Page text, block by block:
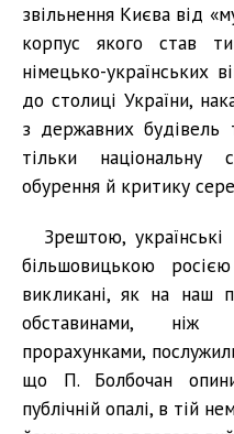
звільнення Києва від
корпус якого став
німецько-українських
до столиці України,
з державних будівель
тільки національну
обурення й критику
Зрештою,
більшовицькою
викликані, як на наш
обставинами, ніж
прорахунками,
що П. Болбочан
публічній опалі, в тій